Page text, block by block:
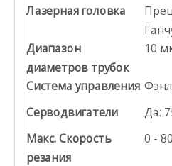
Лазерная головка
Диапазон
диаметров трубок
10
Система управления
Серводвигатели
Да:
Макс. Скорость
резания
0 -